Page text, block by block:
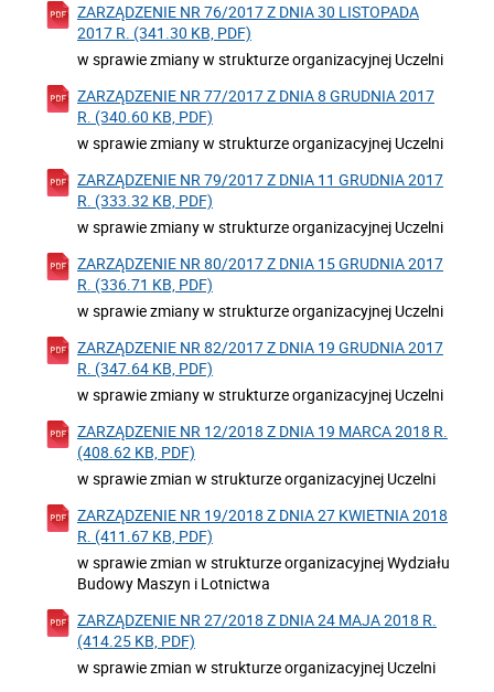
ZARZĄDZENIE NR 76/2017 Z DNIA 30 LISTOPADA
2017 R. (341.30 KB, PDF)
w sprawie zmiany w strukturze organizacyjnej Uczelni
ZARZĄDZENIE NR 77/2017 Z DNIA 8 GRUDNIA 2017
R. (340.60 KB, PDF)
w sprawie zmiany w strukturze organizacyjnej Uczelni
ZARZĄDZENIE NR 79/2017 Z DNIA 11 GRUDNIA 2017
R. (333.32 KB, PDF)
w sprawie zmiany w strukturze organizacyjnej Uczelni
ZARZĄDZENIE NR 80/2017 Z DNIA 15 GRUDNIA 2017
R. (336.71 KB, PDF)
w sprawie zmiany w strukturze organizacyjnej Uczelni
ZARZĄDZENIE NR 82/2017 Z DNIA 19 GRUDNIA 2017
R. (347.64 KB, PDF)
w sprawie zmiany w strukturze organizacyjnej Uczelni
ZARZĄDZENIE NR 12/2018 Z DNIA 19 MARCA 2018 R.
(408.62 KB, PDF)
w sprawie zmian w strukturze organizacyjnej Uczelni
ZARZĄDZENIE NR 19/2018 Z DNIA 27 KWIETNIA 2018
R. (411.67 KB, PDF)
w sprawie zmian w strukturze organizacyjnej Wydziału
Budowy Maszyn i Lotnictwa
ZARZĄDZENIE NR 27/2018 Z DNIA 24 MAJA 2018 R.
(414.25 KB, PDF)
w sprawie zmian w strukturze organizacyjnej Uczelni